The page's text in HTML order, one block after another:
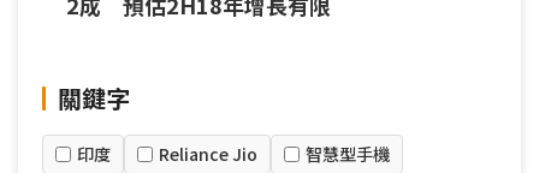
關鍵字
印度 Reliance Jio
智慧型手機